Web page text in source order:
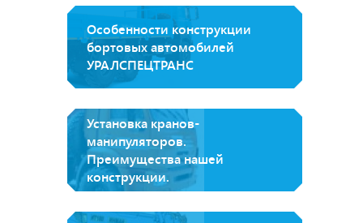
Особенности конструкции
бортовых автомобилей
УРАЛСПЕЦТРАНС
Установка кранов-
манипуляторов.
Преимущества нашей
конструкции.